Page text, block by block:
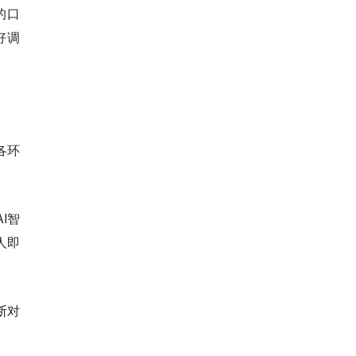
口
调
环
智
即
对